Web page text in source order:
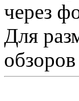
через
Для